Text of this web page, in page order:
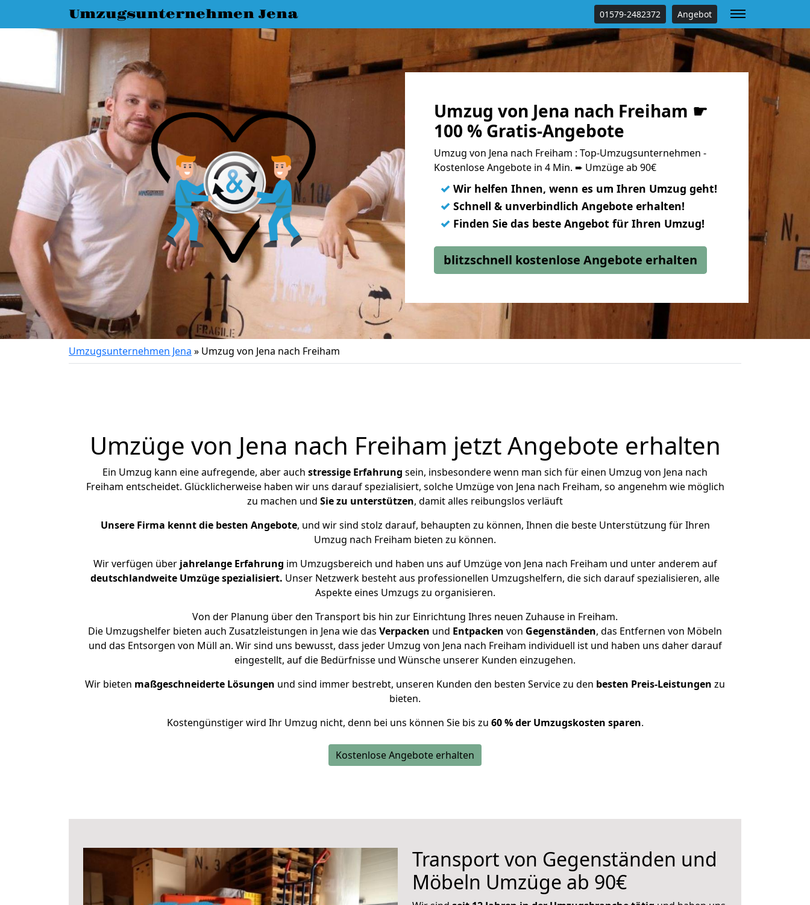
Umzugsunternehmen Jena 01579-2482372 Angebot
Umzug von Jena nach Freiham ☛
100 % Gratis-Angebote
Umzug von Jena nach Freiham : Top-Umzugsunternehmen -
Kostenlose Angebote in 4 Min. ➨ Umzüge ab 90€
✓ Wir helfen Ihnen, wenn es um Ihren Umzug geht!
✓ Schnell & unverbindlich Angebote erhalten!
✓ Finden Sie das beste Angebot für Ihren Umzug!
blitzschnell kostenlose Angebote erhalten
Umzugsunternehmen Jena » Umzug von Jena nach Freiham
Umzüge von Jena nach Freiham jetzt Angebote erhalten
Ein Umzug kann eine aufregende, aber auch stressige Erfahrung sein, insbesondere wenn man sich für einen Umzug von Jena nach
Freiham entscheidet. Glücklicherweise haben wir uns darauf spezialisiert, solche Umzüge von Jena nach Freiham, so angenehm wie möglich
zu machen und Sie zu unterstützen, damit alles reibungslos verläuft
Unsere Firma kennt die besten Angebote, und wir sind stolz darauf, behaupten zu können, Ihnen die beste Unterstützung für Ihren
Umzug nach Freiham bieten zu können.
Wir verfügen überjahrelange Erfahrung im Umzugsbereich und haben uns auf Umzüge von Jena nach Freiham und unter anderem auf
deutschlandweite Umzüge spezialisiert. Unser Netzwerk besteht aus professionellen Umzugshelfern, die sich darauf spezialisieren, alle
Aspekte eines Umzugs zu organisieren.
Von der Planung über den Transport bis hin zur Einrichtung Ihres neuen Zuhause in Freiham.
Die Umzugshelfer bieten auch Zusatzleistungen in Jena wie das Verpacken und Entpacken von Gegenständen, das Entfernen von Möbeln
und das Entsorgen von Müll an. Wir sind uns bewusst, dass jeder Umzug von Jena nach Freiham individuell ist und haben uns daher darauf
eingestellt, auf die Bedürfnisse und Wünsche unserer Kunden einzugehen.
Wir bieten maßgeschneiderte Lösungen und sind immer bestrebt, unseren Kunden den besten Service zu den besten Preis-Leistungen zu
bieten.
Kostengünstiger wird Ihr Umzug nicht, denn bei uns können Sie bis zu 60 % der Umzugskosten sparen.
Kostenlose Angebote erhalten
Transport von Gegenständen und
Möbeln Umzüge ab 90€